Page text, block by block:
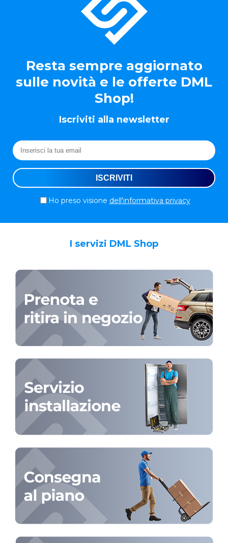
Resta sempre aggiornato
sulle novità e le offerte DML
Shop!
Iscriviti alla newsletter
Ho preso visione dell'informativa privacy
I servizi DML Shop